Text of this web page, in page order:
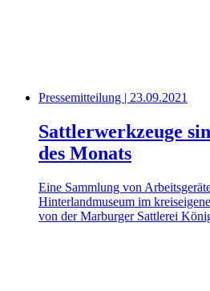
Pressemitteilung | 23.09.2021
Sattlerwerkzeuge
des Monats
Eine Sammlung von
Hinterlandmuseum im
von der Marburger Sattlerei